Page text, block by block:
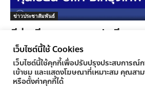
ข่าวประชาสัมพันธ์
มีข่าวดีมาบอก.. จบ ป.ตรี อยา
ทุน ทุนเรียน ป.โท ธ.กรุงเทพ เ
ครูทูเดย์ ข่าวการศึกษา - 24/04/2017
เว็บไซต์นี้ใช้ Cookies
เว็บไซต์นี้ใช้คุกกี้เพื่อปรับปรุงประสบการณ์ก
เข้าชม และแสดงโฆษณาที่เหมาะสม คุณสา
หรือตั้งค่าคุกกี้ได้